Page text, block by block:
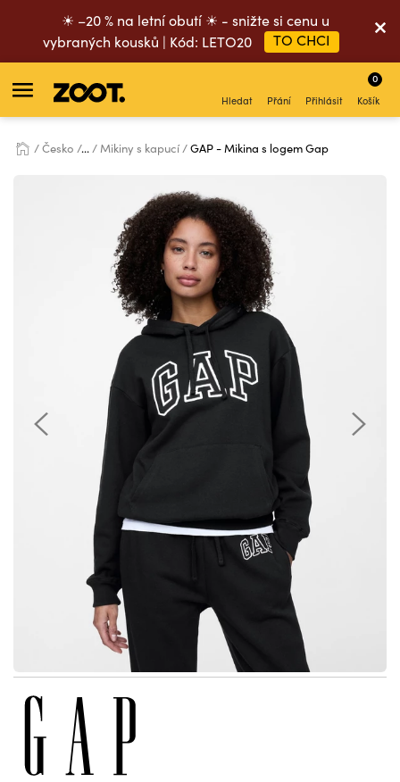
☀ –20 % na letní obutí ☀ - snižte si cenu u
vybraných kousků | Kód: LETO20
TO CHCI
Hledat Přání Přihlásit Košík
0
Česko ... Mikiny s kapucí GAP - Mikina s logem Gap